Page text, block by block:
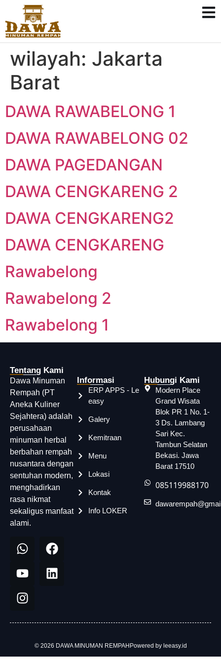
wilayah: Jakarta
Barat
DAWA RAWABELONG 1
DAWA RAWABELONG 02
DAWA PAGEDANGAN
DAWA CENGKARENG 2
DAWA CENGKARENG2
DAWA CENGKARENG
Rawabelong
Rawabelong 2
Rawabelong 1
Tentang Kami
Dawa Minuman
Rempah (PT
Aneka Kuliner
Sejahtera) adalah
perusahaan
minuman herbal
berbahan rempah
nusantara dengan
sentuhan modern,
menghadirkan
rasa nikmat
sekaligus manfaat
alami.
Informasi
ERP APPS - Le
easy
Galery
Kemitraan
Menu
Lokasi
Kontak
Info LOKER
Hubungi Kami
Modern Place
Grand Wisata
Blok PR 1 No. 1-
3 Ds. Lambang
Sari Kec.
Tambun Selatan
Bekasi. Jawa
Barat 17510
085119988170
© 2026 DAWA MINUMAN REMPAHPowered by leeasy.id